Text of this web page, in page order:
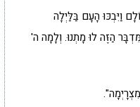
וַיִּבְכּוּ הָעָם בַּלַּיְלָה
הַזֶּה לוּ מָתְנוּ. וְלָמָה ה'